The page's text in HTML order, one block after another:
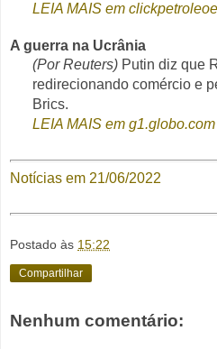
LEIA MAIS em
A guerra na Ucrânia
(Por Reuters)Putin diz que
redirecionando comércio e
Brics.
LEIA MAIS em g1.globo.com
Notícias em 21/06/2022
Postado às 15:22
Compartilhar
Nenhum comentário: